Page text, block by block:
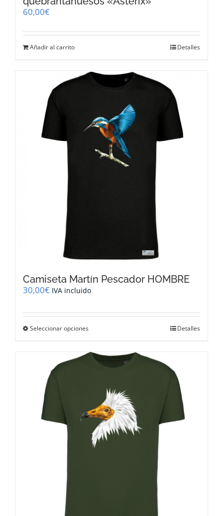
60,00€
Añadir al carrito Detalles
Camiseta Martín Pescador HOMBRE
30,00€ IVA incluido
Seleccionar opciones
múltiples
variantes.
opciones
pueden
elegir
en
la
página
Detalles